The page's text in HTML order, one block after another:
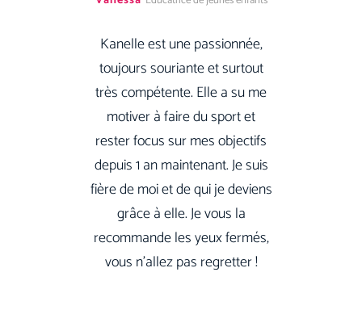
Kanelle est une passionnée,
toujours souriante et surtout
très compétente. Elle a su me
motiver à faire du sport et
rester focus sur mes objectifs
depuis 1 an maintenant. Je suis
fière de moi et de qui je deviens
grâce à elle. Je vous la
recommande les yeux fermés,
vous n’allez pas regretter !